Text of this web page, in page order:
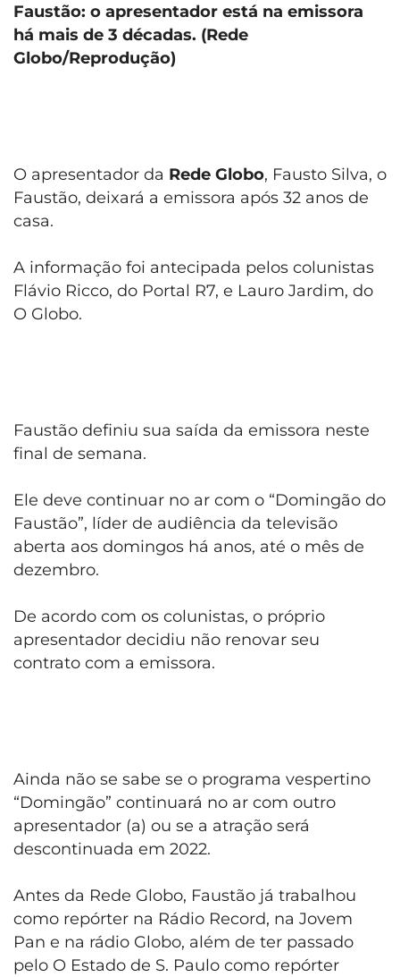
Faustão: o apresentador está na emissora
há mais de 3 décadas. (Rede
Globo/Reprodução)
O apresentador da Rede Globo, Fausto Silva, o
Faustão, deixará a emissora após 32 anos de
casa.
A informação foi antecipada pelos colunistas
Flávio Ricco, do Portal R7, e Lauro Jardim, do
O Globo.
Faustão definiu sua saída da emissora neste
final de semana.
Ele deve continuar no ar com o “Domingão do
Faustão”, líder de audiência da televisão
aberta aos domingos há anos, até o mês de
dezembro.
De acordo com os colunistas, o próprio
apresentador decidiu não renovar seu
contrato com a emissora.
Ainda não se sabe se o programa vespertino
“Domingão” continuará no ar com outro
apresentador (a) ou se a atração será
descontinuada em 2022.
Antes da Rede Globo, Faustão já trabalhou
como repórter na Rádio Record, na Jovem
Pan e na rádio Globo, além de ter passado
pelo O Estado de S. Paulo como repórter